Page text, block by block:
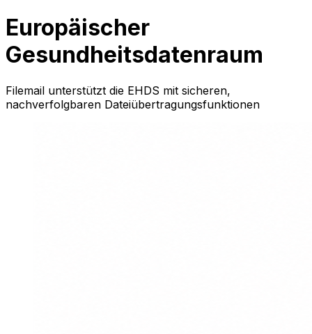
Europäischer
Gesundheitsdatenraum
Filemail unterstützt die EHDS mit sicheren,
nachverfolgbaren Dateiübertragungsfunktionen